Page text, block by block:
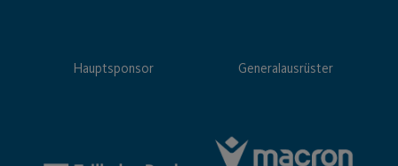
Hauptsponsor Generalausrüster